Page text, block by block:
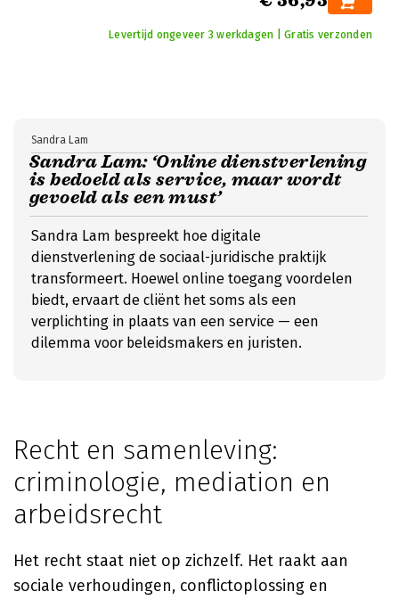
Levertijd ongeveer 3 werkdagen | Gratis verzonden
Sandra Lam: ‘Online dienstverlening
is bedoeld als service, maar wordt
gevoeld als een must’
Sandra Lam
Sandra Lam bespreekt hoe digitale
dienstverlening de sociaal-juridische praktijk
transformeert. Hoewel online toegang voordelen
biedt, ervaart de cliënt het soms als een
verplichting in plaats van een service — een
dilemma voor beleidsmakers en juristen.
Recht en samenleving:
criminologie, mediation en
arbeidsrecht
Het recht staat niet op zichzelf. Het raakt aan
sociale verhoudingen, conflictoplossing en